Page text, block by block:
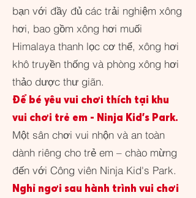
bạn với đầy đủ các trải nghiệm xông
hơi, bao gồm xông hơi muối
Himalaya thanh lọc cơ thể, xông hơi
khô truyền thống và phòng xông hơi
thảo dược thư giãn.
Để bé yêu vui chơi thích tại khu
vui chơi trẻ em - Ninja Kid's Park.
Một sân chơi vui nhộn và an toàn
dành riêng cho trẻ em – chào mừng
đến với Công viên Ninja Kid's Park.
Nghỉ ngơi sau hành trình vui chơi